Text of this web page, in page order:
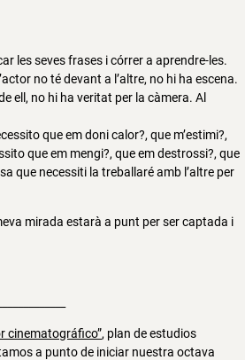
les seves frases i córrer a aprendre-les.
no té devant a l’altre, no hi ha escena.
ell, no hi ha veritat per la càmera. Al
que em doni calor?, que m’estimi?,
que em mengi?, que em destrossi?, que
que necessiti la treballaré amb l’altre per
mirada estarà a punt per ser captada i
cinematográfico”, plan de estudios
a punto de iniciar nuestra octava